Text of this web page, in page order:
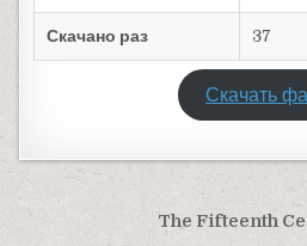
Скачано раз 37
Скачать
Навигация по
The Fifteenth